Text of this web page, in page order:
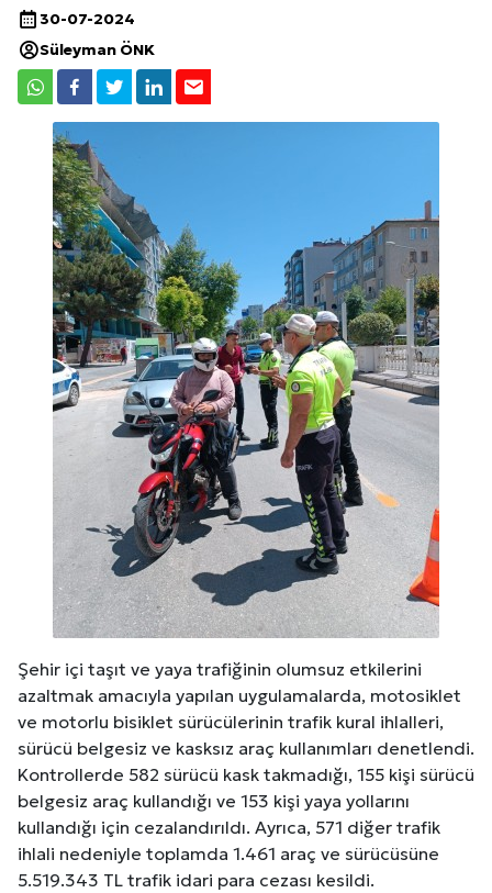
30-07-2024
Süleyman ÖNK
Şehir içi taşıt ve yaya trafiğinin olumsuz etkilerini
azaltmak amacıyla yapılan uygulamalarda, motosiklet
ve motorlu bisiklet sürücülerinin trafik kural ihlalleri,
sürücü belgesiz ve kasksız araç kullanımları denetlendi.
Kontrollerde 582 sürücü kask takmadığı, 155 kişi sürücü
belgesiz araç kullandığı ve 153 kişi yaya yollarını
kullandığı için cezalandırıldı. Ayrıca, 571 diğer trafik
ihlali nedeniyle toplamda 1.461 araç ve sürücüsüne
5.519.343 TL trafik idari para cezası kesildi.